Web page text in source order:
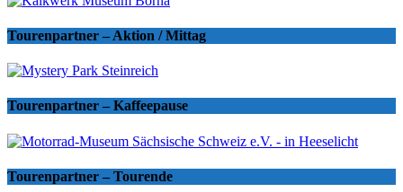
Tourenpartner – Aktion / Mittag
Tourenpartner – Kaffeepause
Tourenpartner – Tourende